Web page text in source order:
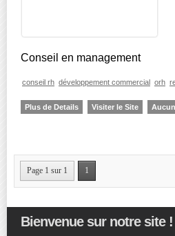
Conseil en management
conseil rh développement commercial orh
Plus de Details Visiter le Site
Page 1 sur 1 1
Bienvenue sur notre site !